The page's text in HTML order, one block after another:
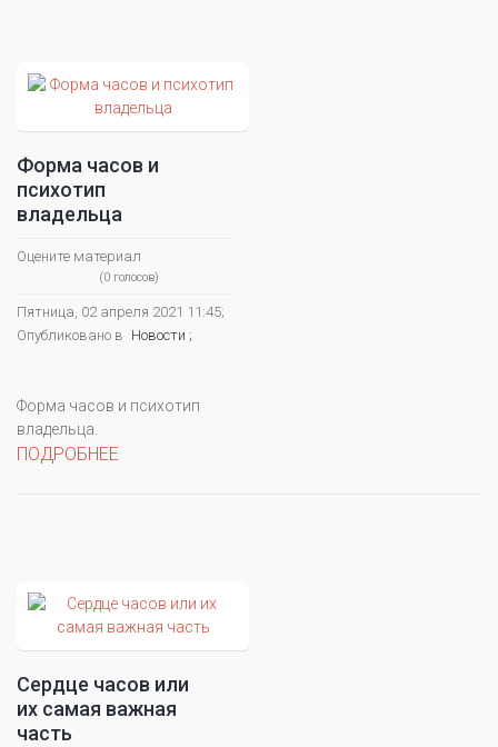
Форма часов и
психотип
владельца
Оцените материал
(0 голосов)
Пятница, 02 апреля 2021 11:45;
Опубликовано в Новости ;
Форма часов и психотип
владельца.
ПОДРОБНЕЕ
Сердце часов или
их самая важная
часть